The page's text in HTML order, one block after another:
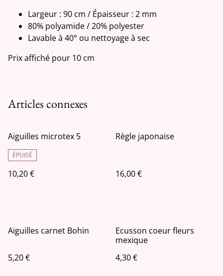
Largeur : 90 cm / Épaisseur : 2 mm
80% polyamide / 20% polyester
Lavable à 40° ou nettoyage à sec
Prix affiché pour 10 cm
Articles connexes
Aiguilles microtex 5
ÉPUISÉ
10,20 €
Règle japonaise
16,00 €
Aiguilles carnet Bohin
5,20 €
Ecusson coeur fleurs
mexique
4,30 €